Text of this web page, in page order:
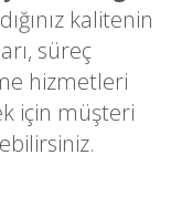
kalitenin
süreç
hizmetleri
için müşteri